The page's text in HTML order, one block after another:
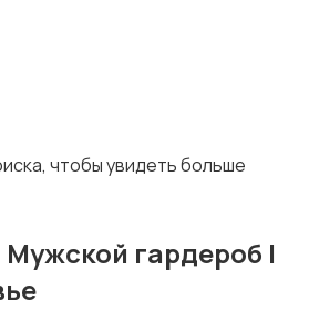
чтобы увидеть больше
гардероб |